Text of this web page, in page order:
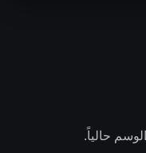
حالياً.